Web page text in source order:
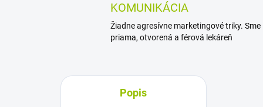
KOMUNIKÁCIA
Žiadne agresívne marketingové triky. Sme
priama, otvorená a férová lekáreň
Popis